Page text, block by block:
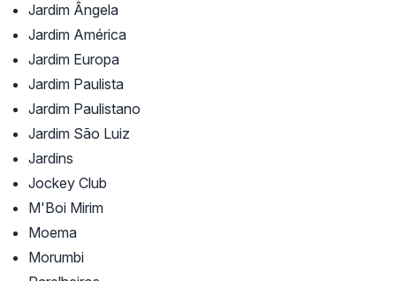
Jardim Ângela
Jardim América
Jardim Europa
Jardim Paulista
Jardim Paulistano
Jardim São Luiz
Jardins
Jockey Club
M'Boi Mirim
Moema
Morumbi